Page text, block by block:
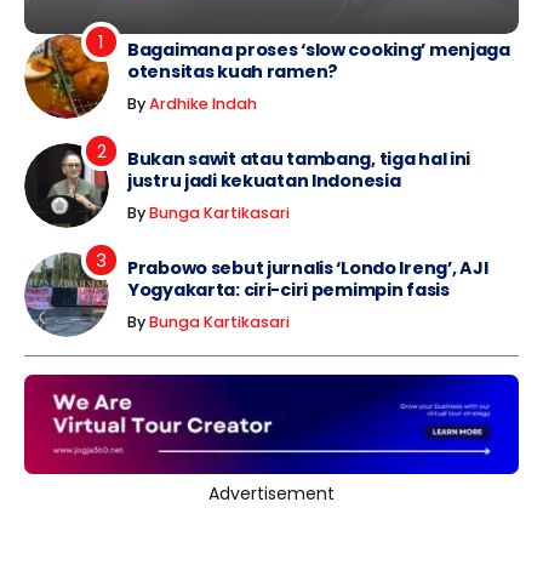
Bagaimana proses ‘slow cooking’ menjaga
otensitas kuah ramen?
ByArdhike Indah
Bukan sawit atau tambang, tiga hal ini
justru jadi kekuatan Indonesia
ByBunga Kartikasari
Prabowo sebut jurnalis ‘Londo Ireng’, AJI
Yogyakarta: ciri-ciri pemimpin fasis
ByBunga Kartikasari
Advertisement